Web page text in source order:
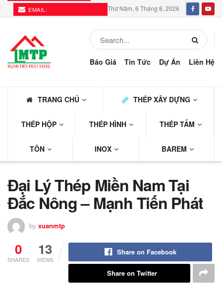
EMAIL:
Thứ Năm, 6 Tháng 8, 2026
Báo Giá Tin Tức Dự Án Liên Hệ
TRANG CHỦ THÉP XÂY DỰNG
THÉP HỘP THÉP HÌNH THÉP TẤM
TÔN INOX BAREM
Đại Lý Thép Miền Nam Tại
Đắc Nông – Mạnh Tiến Phát
by xuanmtp
0
SHARES
13
VIEWS
Share on Facebook
Share on Twitter